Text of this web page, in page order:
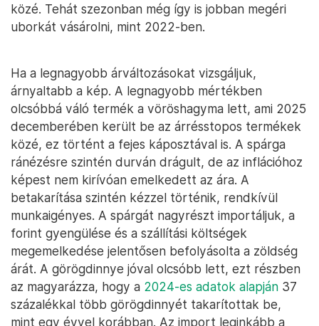
közé. Tehát szezonban még így is jobban megéri
uborkát vásárolni, mint 2022-ben.
Ha a legnagyobb árváltozásokat vizsgáljuk,
árnyaltabb a kép. A legnagyobb mértékben
olcsóbbá váló termék a vöröshagyma lett, ami 2025
decemberében került be az árrésstopos termékek
közé, ez történt a fejes káposztával is. A spárga
ránézésre szintén durván drágult, de az inflációhoz
képest nem kirívóan emelkedett az ára. A
betakarítása szintén kézzel történik, rendkívül
munkaigényes. A spárgát nagyrészt importáljuk, a
forint gyengülése és a szállítási költségek
megemelkedése jelentősen befolyásolta a zöldség
árát. A görögdinnye jóval olcsóbb lett, ezt részben
az magyarázza, hogy a 2024-es adatok alapján 37
százalékkal több görögdinnyét takarítottak be,
mint egy évvel korábban. Az import leginkább a